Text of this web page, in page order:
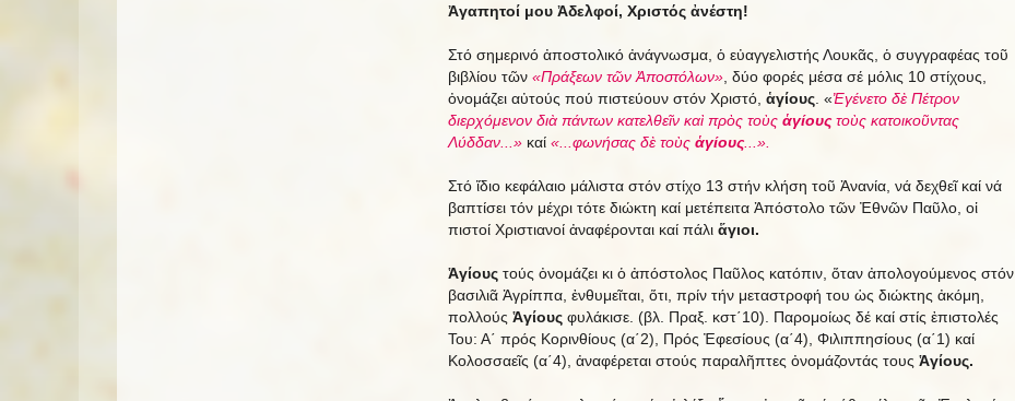
Ἀγαπητοί μου Ἀδελφοί, Χριστός ἀνέστη!
Στό σημερινό ἀποστολικό ἀνάγνωσμα, ὁ εὐαγγελιστής Λουκᾶς, ὁ συγγραφέας τοῦ
βιβλίου τῶν «Πράξεων τῶν Ἀποστόλων», δύο φορές μέσα σέ μόλις 10 στίχους,
ὀνομάζει αὐτούς πού πιστεύουν στόν Χριστό, ἁγίους. «Ἐγένετο δὲ Πέτρον
διερχόμενον διὰ πάντων κατελθεῖν καὶ πρὸς τοὺς ἁγίουςτοὺς κατοικοῦντας
Λύδδαν...» καί«...φωνήσας δὲ τοὺς ἁγίους...».
Στό ἴδιο κεφάλαιο μάλιστα στόν στίχο 13 στήν κλήση τοῦ Ἀνανία, νά δεχθεῖ καί νά
βαπτίσει τόν μέχρι τότε διώκτη καί μετέπειτα Ἀπόστολο τῶν Ἐθνῶν Παῦλο, οἱ
πιστοί Χριστιανοί ἀναφέρονται καί πάλι ἅγιοι.
Ἁγίουςτούς ὀνομάζει κι ὁ ἀπόστολος Παῦλος κατόπιν, ὅταν ἀπολογούμενος στόν
βασιλιᾶ Ἀγρίππα, ἐνθυμεῖται, ὅτι, πρίν τήν μεταστροφή του ὡς διώκτης ἀκόμη,
πολλούς Ἁγίουςφυλάκισε. (βλ. Πραξ. κστ΄10). Παρομοίως δέ καί στίς ἐπιστολές
Του: Α΄ πρός Κορινθίους (α΄2), Πρός Ἐφεσίους (α΄4), Φιλιππησίους (α΄1) καί
Κολοσσαεῖς (α΄4), ἀναφέρεται στούς παραλῆπτες ὀνομάζοντάς τους Ἁγίους.